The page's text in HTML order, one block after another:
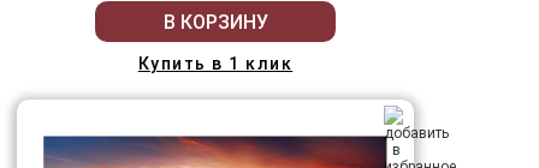
В КОРЗИНУ
Купить в 1 клик